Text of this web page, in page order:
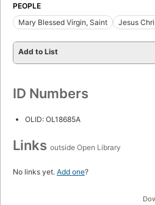
PEOPLE
Mary Blessed Virgin, Saint
Jesus
Add to List
ID Numbers
OLID: OL18685A
Links outside Open Library
No links yet. Add one?